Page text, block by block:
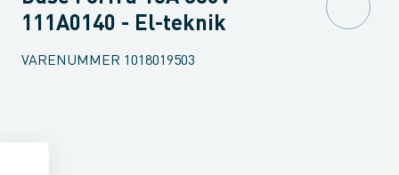
111A0140 - El-teknik
VARENUMMER 1018019503